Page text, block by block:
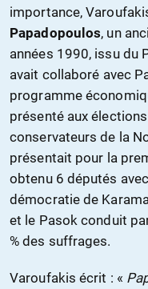
importance,
Papadopoulos, un
années 1990, issu du
avait collaboré avec
programme
présenté aux
conservateurs de la
présentait pour la
obtenu 6 députés
démocratie de
et le Pasok conduit
% des suffrages.
Varoufakis écrit : «